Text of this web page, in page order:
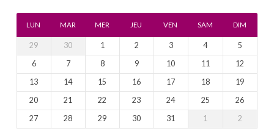
LUN MAR MER JEU VEN SAM DIM
29 30 1 2 3 4
5
6
7 8 9 10 11
12
13
14 15 16 17 18
19
20
21 22 23 24 25
26
27
28 29 30 31 1 2